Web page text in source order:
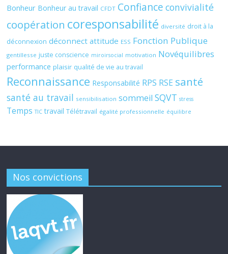
Bonheur Bonheur au travail CFDT Confiance convivialité
coopération coresponsabilité diversité droit à la
déconnexion déconnect attitude ESS Fonction Publique
gentillesse juste conscience miroirsocial motivation Novéquilibres
performance plaisir qualité de vie au travail
Reconnaissance Responsabilité RPS RSE santé
santé au travail sensibilisation sommeil SQVT stress
Temps TIC travail Télétravail égalité professionnelle équilibre
Nos convictions